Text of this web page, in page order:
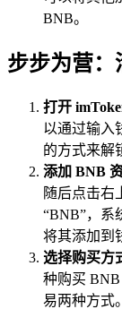
BNB。
步步为营：
打开
以通过输入
的方式来解
添加 BNB
随后点击右
“BNB”，系
将其添加到
选择购买方
种购买
易两种方式。